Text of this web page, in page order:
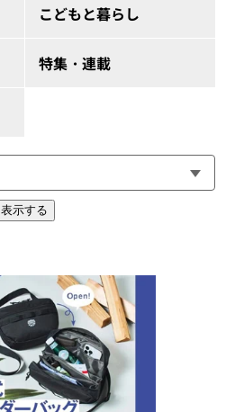
こどもと暮らし
特集・連載
表示する